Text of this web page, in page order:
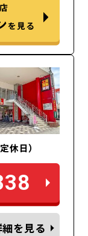
を見る
休日）
を見る